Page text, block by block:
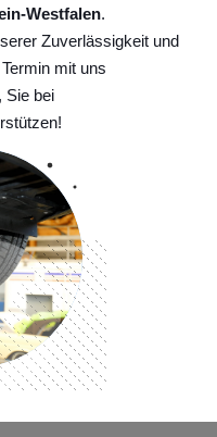
Westfalen.
Zuverlässigkeit und
mit uns
Sie bei